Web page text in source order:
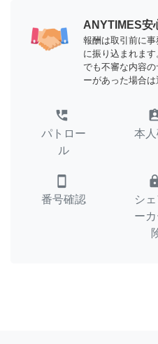
ANYTIMES安
報酬は取引前に
に振り込まれま
でも不審な内容
ーがあった場合は
perm_phone_msg
パトロー
ル
本
smartphone
番号確認
シ
ー